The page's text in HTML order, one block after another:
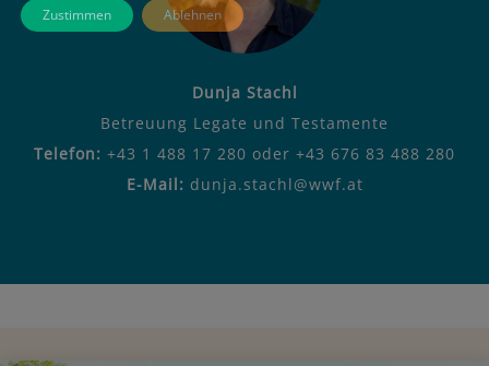
Dunja Stachl
Betreuung Legate und Testamente
Telefon: +43 1 488 17 280 oder +43 676 83 488 280
E-Mail: dunja.stachl@wwf.at
Zustimmen Ablehnen